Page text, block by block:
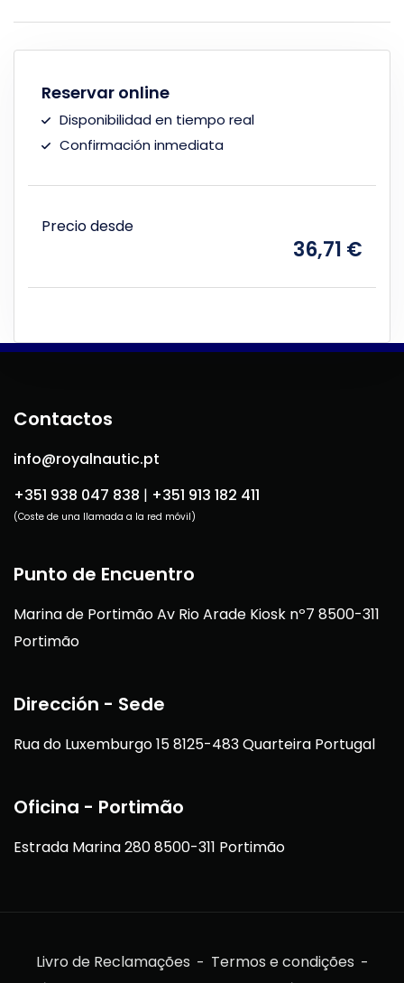
Reservar online
Disponibilidad en tiempo real
Confirmación inmediata
Precio desde
36,71 €
Contactos
info@royalnautic.pt
+351 938 047 838 | +351 913 182 411
(Coste de una llamada a la red móvil)
Punto de Encuentro
Marina de Portimão Av Rio Arade Kiosk nº7 8500-311
Portimão
Dirección - Sede
Rua do Luxemburgo 15 8125-483 Quarteira Portugal
Oficina - Portimão
Estrada Marina 280 8500-311 Portimão
Livro de Reclamações
Termos e condições